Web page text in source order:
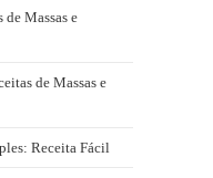
de Massas e
de Massas e
Receita Fácil